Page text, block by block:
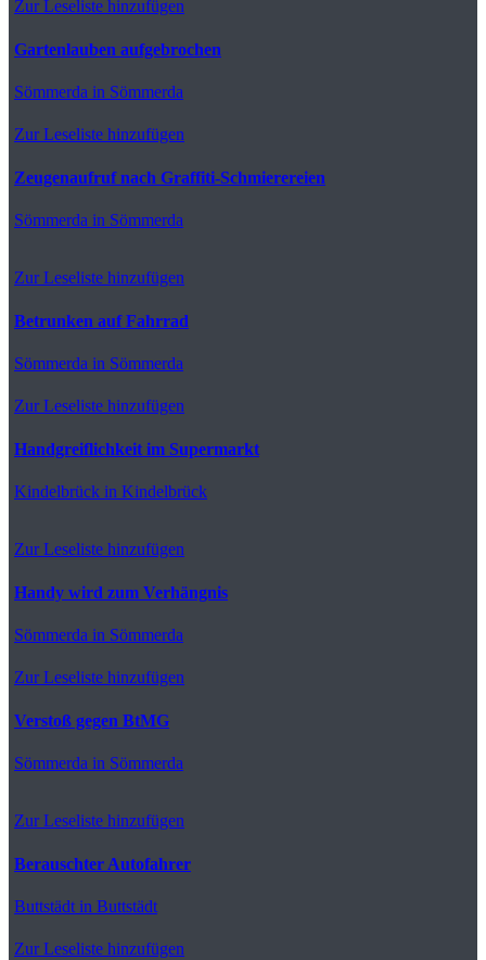
Zur Leseliste hinzufügen
Gartenlauben aufgebrochen
Sömmerda in Sömmerda
Zur Leseliste hinzufügen
Zeugenaufruf nach Graffiti-Schmierereien
Sömmerda in Sömmerda
Zur Leseliste hinzufügen
Betrunken auf Fahrrad
Sömmerda in Sömmerda
Zur Leseliste hinzufügen
Handgreiflichkeit im Supermarkt
Kindelbrück in Kindelbrück
Zur Leseliste hinzufügen
Handy wird zum Verhängnis
Sömmerda in Sömmerda
Zur Leseliste hinzufügen
Verstoß gegen BtMG
Sömmerda in Sömmerda
Zur Leseliste hinzufügen
Berauschter Autofahrer
Buttstädt in Buttstädt
Zur Leseliste hinzufügen